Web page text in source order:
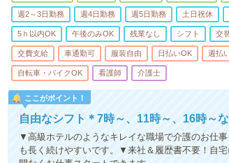
週2～3日勤務 週4日勤務 週5日勤務 土日祝休
5ｈ以内OK 午後のみOK 残業なし シフト 交
交費支給 車通勤可 服装自由 日払いOK 週払
自転車・バイクOK 看護師 介護士
ここがポイント！
自由なシフト＊7時～、11時～、16時～
▼高級ホテルのようなキレイな職場で介護のお仕
も長く続けやすいです。▼来社＆履歴書不要！自